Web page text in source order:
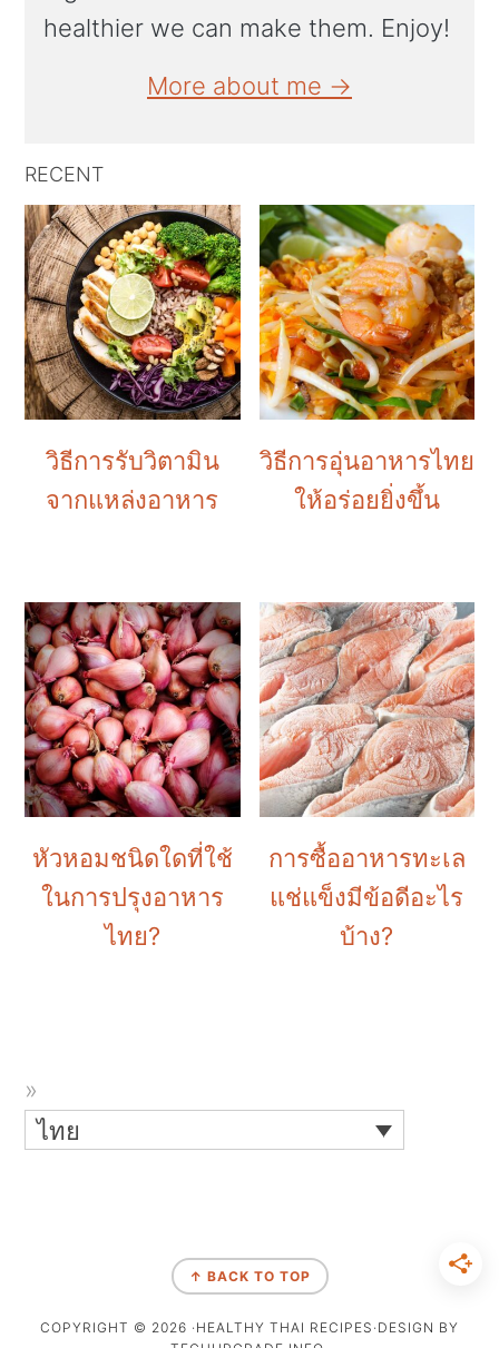
healthier we can make them. Enjoy!
More about me →
RECENT
วิธีการรับวิตามิน
จากแหล่งอาหาร
วิธีการอุ่นอาหารไทย
ให้อร่อยยิ่งขึ้น
หัวหอมชนิดใดที่ใช้
ในการปรุงอาหาร
ไทย?
การซื้ออาหารทะเล
แช่แข็งมีข้อดีอะไร
บ้าง?
ไทย
↑ BACK TO TOP
COPYRIGHT © 2026 ·HEALTHY THAI RECIPES·DESIGN BY